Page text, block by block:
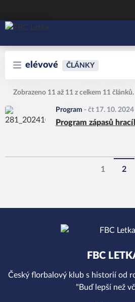
FBC Letka
elévové ČLÁNKY
Zobrazeno 11 až 11 z celkem 11 článků.
Program - čt 17. 10. 2024
Program zápasů
1 2
FBC
Český florbalový klub s historií od
"Buď lepší než